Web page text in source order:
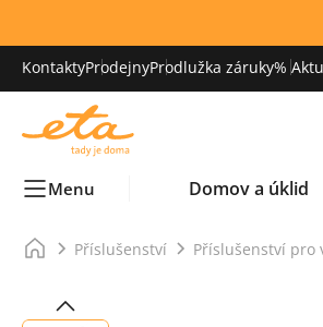
KontaktyProdejnyProdlužka záruky%
Menu Domov a úklid
Příslušenství Příslušenství pro